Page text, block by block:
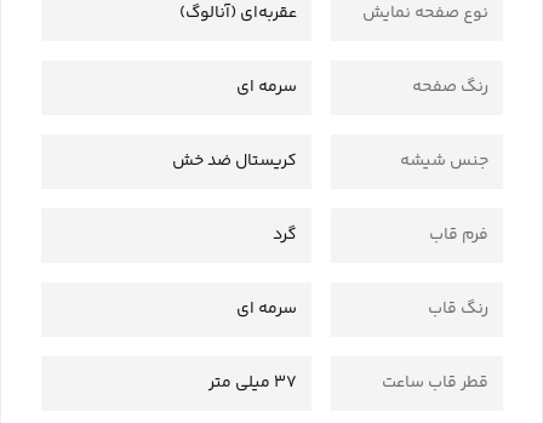
نوع صفحه نمایش عقربه‌ای (آنالوگ)
رنگ صفحه سرمه ای
جنس شیشه کریستال ضد خش
فرم قاب گرد
رنگ قاب سرمه ای
قطر قاب ساعت 37 میلی متر